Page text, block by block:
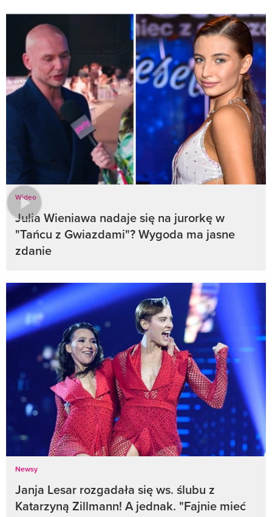
Wideo
Julia Wieniawa nadaje się na jurorkę w
"Tańcu z Gwiazdami"? Wygoda ma jasne
zdanie
Newsy
Janja Lesar rozgadała się ws. ślubu z
Katarzyną Zillmann! A jednak. "Fajnie mieć